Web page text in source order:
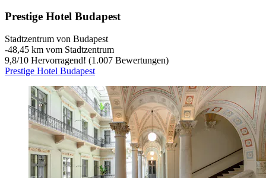
Prestige Hotel Budapest
Stadtzentrum von Budapest
‐48,45 km vom Stadtzentrum
9,8/10 Hervorragend! (1.007 Bewertungen)
Prestige Hotel Budapest